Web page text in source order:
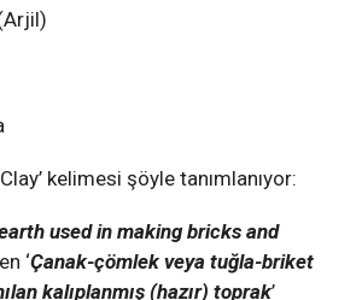
kelimesi şöyle tanımlanıyor:
used in making bricks and
‘Çanak-çömlek veya tuğla-briket
kalıplanmış (hazır) toprak’